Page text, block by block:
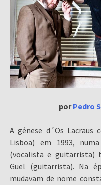
porPedro
A génese d´Os Lacraus
Lisboa) em 1993,
(vocalista e guitarrista)
Guel (guitarrista). Na
mudavam de nome